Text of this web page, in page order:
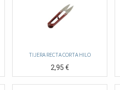
TIJERA RECTA CORTA HILO
2,95€